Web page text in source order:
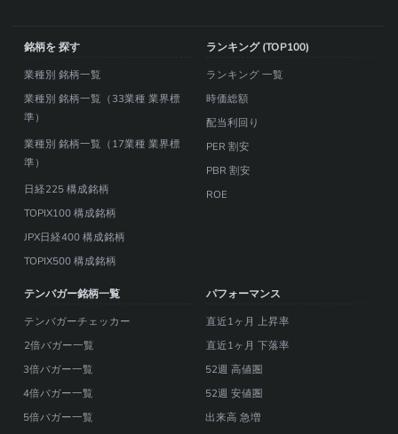
銘柄を 探す
業種別 銘柄一覧
業種別 銘柄一覧（33業種 業界標
準）
業種別 銘柄一覧（17業種 業界標
準）
日経225 構成銘柄
TOPIX100 構成銘柄
JPX日経400 構成銘柄
TOPIX500 構成銘柄
ランキング (TOP100)
ランキング 一覧
時価総額
配当利回り
PER 割安
PBR 割安
ROE
テンバガー銘柄一覧
テンバガーチェッカー
2倍バガー一覧
3倍バガー一覧
4倍バガー一覧
5倍バガー一覧
パフォーマンス
直近1ヶ月 上昇率
直近1ヶ月 下落率
52週 高値圏
52週 安値圏
出来高 急増